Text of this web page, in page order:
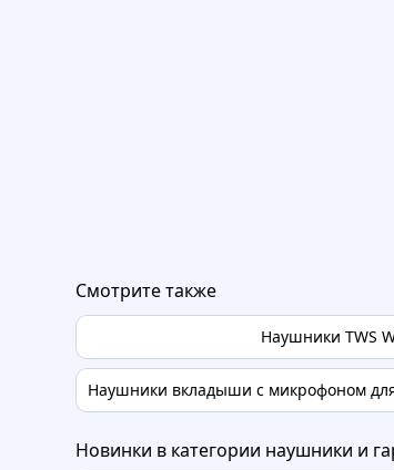
Смотрите также
Наушники TWS
Наушники вкладыши с микрофоном для
Новинки в категории наушники и